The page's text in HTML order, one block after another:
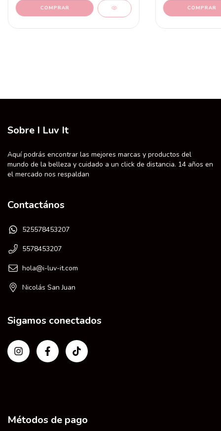
Sobre I Luv It
Aquí podrás encontrar las mejores marcas y productos del
mundo de la belleza y cuidado a un click de distancia. 14 años en
el mercado nos respaldan
Contactános
525578453207
5578453207
hola@i-luv-it.com
Nicolás San Juan
Sigamos conectados
Métodos de pago